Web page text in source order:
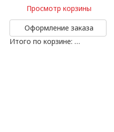
Просмотр корзины
Оформление заказа
Итого по корзине: …